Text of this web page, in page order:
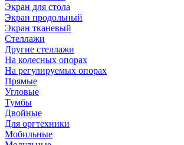
Экран для стола
Экран продольный
Экран тканевый
Стеллажи
Другие стеллажи
На колесных опорах
На регулируемых опорах
Прямые
Угловые
Тумбы
Двойные
Для оргтехники
Мобильные